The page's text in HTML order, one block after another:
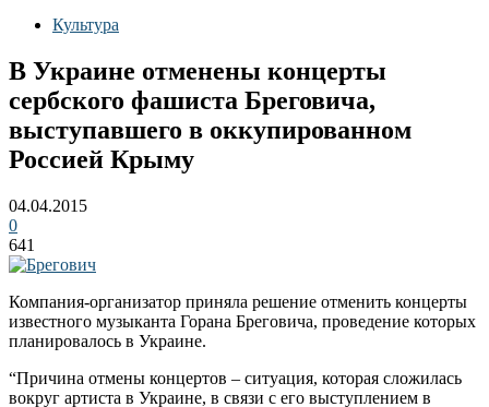
Культура
В Украине отменены концерты
сербского фашиста Бреговича,
выступавшего в оккупированном
Россией Крыму
04.04.2015
0
641
Компания-организатор приняла решение отменить концерты
известного музыканта Горана Бреговича, проведение которых
планировалось в Украине.
“Причина отмены концертов – ситуация, которая сложилась
вокруг артиста в Украине, в связи с его выступлением в